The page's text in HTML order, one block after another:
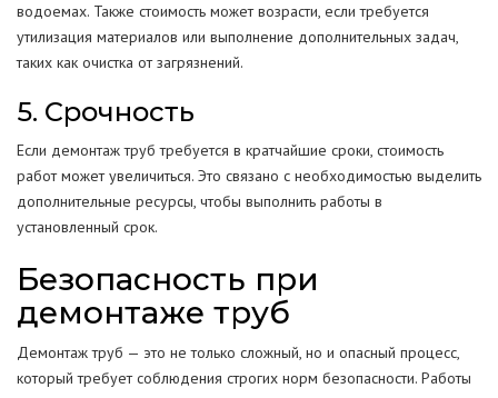
водоемах. Также стоимость может возрасти, если требуется
утилизация материалов или выполнение дополнительных задач,
таких как очистка от загрязнений.
5. Срочность
Если демонтаж труб требуется в кратчайшие сроки, стоимость
работ может увеличиться. Это связано с необходимостью выделить
дополнительные ресурсы, чтобы выполнить работы в
установленный срок.
Безопасность при
демонтаже труб
Демонтаж труб — это не только сложный, но и опасный процесс,
который требует соблюдения строгих норм безопасности. Работы